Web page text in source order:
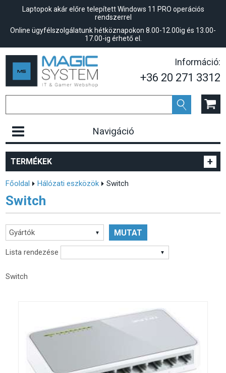
Laptopok akár előre telepített Windows 11 PRO operációs
rendszerrel
Online ügyfélszolgálatunk hétköznapokon 8.00-12.00ig és 13.00-
17.00-ig érhető el.
Információ:
+36 20 271 3312
Navigáció
TERMÉKEK +
Főoldal Hálózati eszközök Switch
Switch
Gyártók
Lista rendezése
Switch